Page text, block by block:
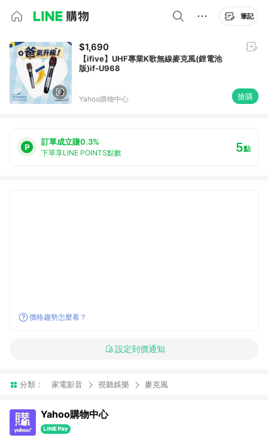
筆記
$1,690
【ifive】UHF專業K歌無線麥克風(鋰電池
版)if-U968
Yahoo購物中心 搶購
訂單成立賺0.3%
下單享LINE POINTS點數 5點
價格趨勢怎麼看？
設定到價通知
分類： 家電影音 視聽娛樂 麥克風
Yahoo購物中心